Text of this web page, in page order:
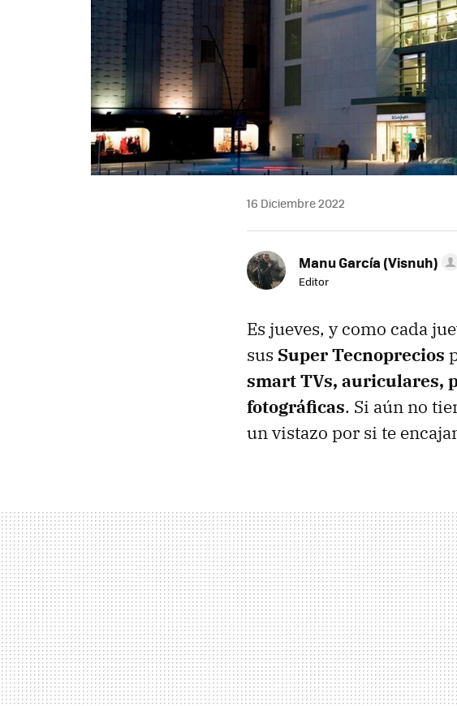
16 Diciembre 2022
Manu García (Visnuh)
Editor
Es jueves, y como cada
sus Super Tecnoprecios
smart TVs, auriculares,
fotográficas. Si aún no
un vistazo por si te